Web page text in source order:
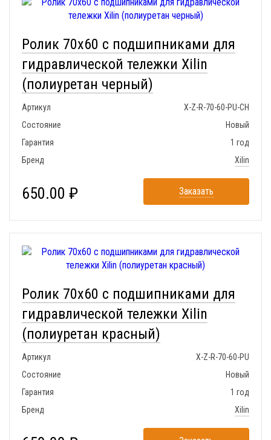
Ролик 70x60 с подшипниками для
гидравлической тележки Xilin
(полиуретан черный)
Артикул
X-Z-R-70-60-PU-CH
Состояние
Новый
Гарантия
1 год
Бренд
Xilin
650.00 ₽ Заказать
Ролик 70x60 с подшипниками для
гидравлической тележки Xilin
(полиуретан красный)
Артикул
X-Z-R-70-60-PU
Состояние
Новый
Гарантия
1 год
Бренд
Xilin